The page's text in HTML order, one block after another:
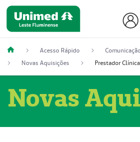
Acesso Rápido
Novas Aquisições
Novas